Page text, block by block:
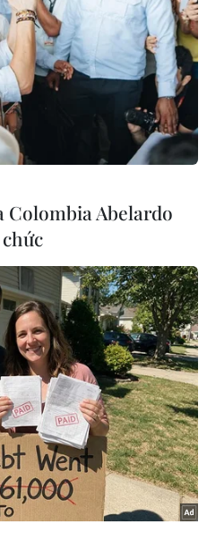
hợp quốc “bàng
đẫm máu ở Nga
có gì biện minh cho
phạm phải chịu trách
Chúng tôi xin chia sẻ với
hoàng này.”
Colombia Abelardo